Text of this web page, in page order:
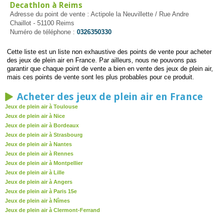
Decathlon à Reims
Adresse du point de vente : Actipole la Neuvillette / Rue Andre
Chaillot - 51100 Reims
Numéro de téléphone : 0326350330
Cette liste est un liste non exhaustive des points de vente pour acheter
des jeux de plein air en France. Par ailleurs, nous ne pouvons pas
garantir que chaque point de vente a bien en vente des jeux de plein air,
mais ces points de vente sont les plus probables pour ce produit.
Acheter des jeux de plein air en France
Jeux de plein air à Toulouse
Jeux de plein air à Nice
Jeux de plein air à Bordeaux
Jeux de plein air à Strasbourg
Jeux de plein air à Nantes
Jeux de plein air à Rennes
Jeux de plein air à Montpellier
Jeux de plein air à Lille
Jeux de plein air à Angers
Jeux de plein air à Paris 15e
Jeux de plein air à Nîmes
Jeux de plein air à Clermont-Ferrand